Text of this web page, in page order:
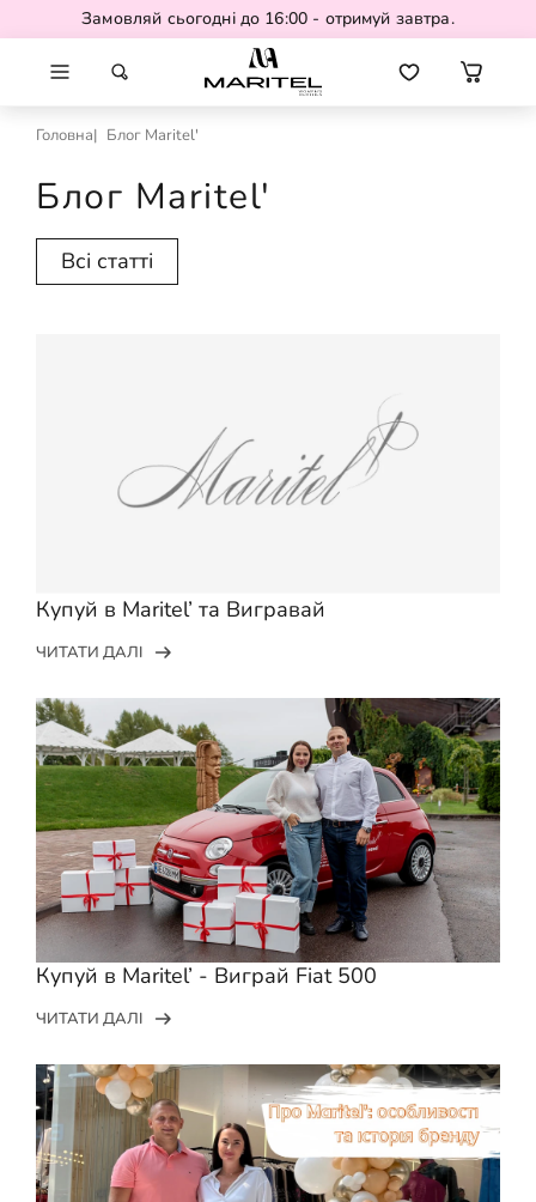
Замовляй сьогодні до 16:00 - отримуй завтра.
Головна Блог Maritel'
Блог Maritel'
Всі статті
Купуй в Maritel’ та Вигравай
ЧИТАТИ ДАЛІ
Купуй в Maritel’ - Виграй Fiat 500
ЧИТАТИ ДАЛІ